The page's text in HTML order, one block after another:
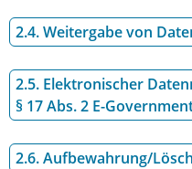
2.4. Weitergabe von
2.5. Elektronischer
§ 17 Abs. 2 E-
2.6. Aufbewahrung/